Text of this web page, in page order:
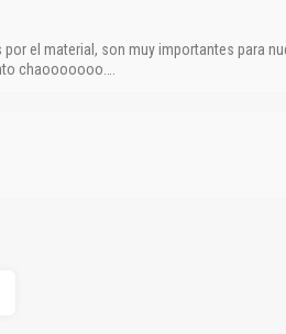
el material, son muy importantes para
chaooooooo….